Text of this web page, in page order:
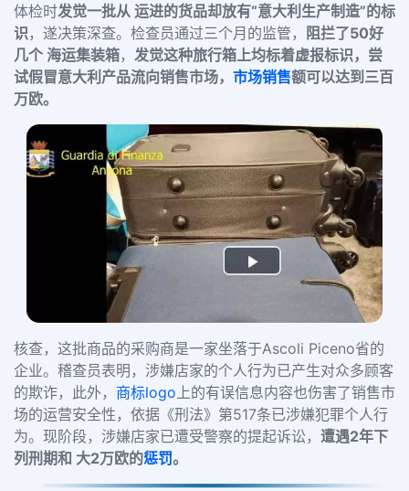
体检时发觉一批从 运进的货品却放有“意大利生产制造”的标
识 ，遂决策深查。 检查员通过三个月的监管， 阻拦了50好
几个 海运集装箱， 发觉这种旅行箱上均标着虚报标识，尝
试假冒意大利产品流向销售市场， 市场销售额可以达到三百
万欧。
核查，这批商品的采购商是一家坐落于Ascoli Piceno省的
企业。稽查员表明，涉嫌店家的个人行为已产生对众多顾客
的欺诈，此外， 商标logo上的有误信息内容也伤害了销售市
场的运营安全性，依据《刑法》第517条已涉嫌犯罪个人行
为。 现阶段，涉嫌店家已遭受警察的提起诉讼， 遭遇2年下
列刑期和 大2万欧的惩罚。